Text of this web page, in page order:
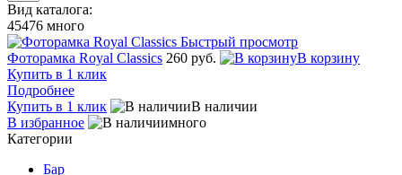
Вид каталога:
45476 много
Быстрый просмотр
Фоторамка Royal Classics 260 руб.
В корзину
Купить в 1 клик
Подробнее
Купить в 1 клик
В наличии
В избранное
много
Категории
Бар